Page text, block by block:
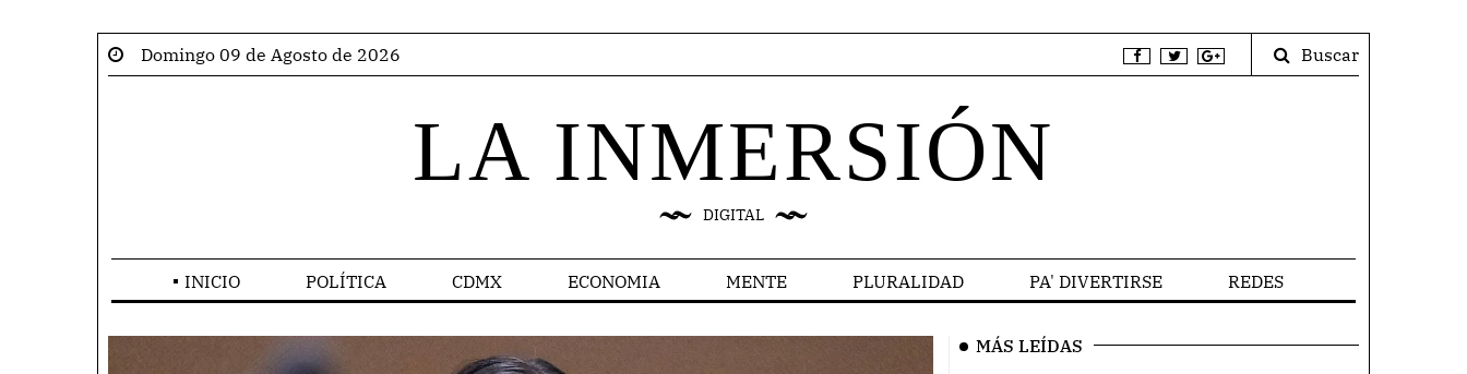
Domingo 09 de Agosto de 2026 Buscar
LA INMERSIÓN
DIGITAL
INICIO POLÍTICA CDMX ECONOMIA MENTE PLURALIDAD PA' DIVERTIRSE REDES
MÁS LEÍDAS